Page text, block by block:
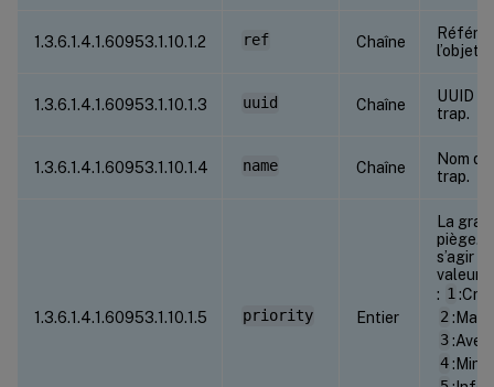
1.3.6.1.4.1.60953.1.10.1.2 ref Chaîne
l’objet
1.3.6.1.4.1.60953.1.10.1.3 uuid Chaîne
UUID
trap.
1.3.6.1.4.1.60953.1.10.1.4 name Chaîne
Nom de
trap.
1.3.6.1.4.1.60953.1.10.1.5 priority Entier
La
piège.
s’agir
valeurs
: 1
2
3
4